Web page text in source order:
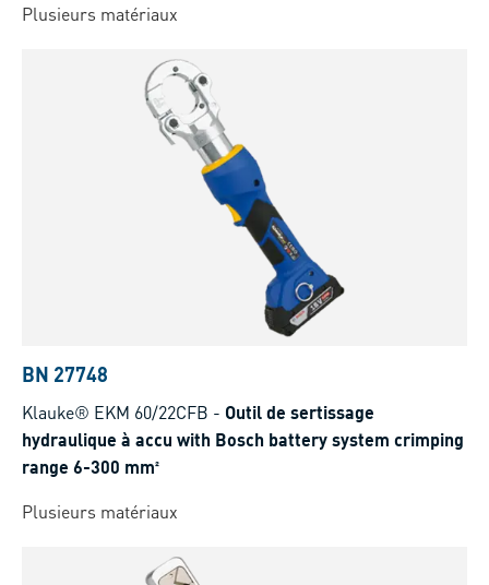
Plusieurs matériaux
BN 27748
Klauke® EKM 60/22CFB - Outil de sertissage
hydraulique à accu with Bosch battery system crimping
range 6-300 mm²
Plusieurs matériaux